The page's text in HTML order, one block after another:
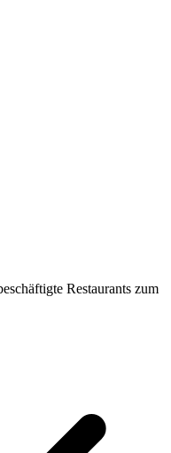
Restaurants zum